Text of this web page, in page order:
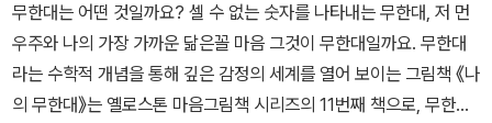
무한대는 어떤 것일까요? 셀 수 없는 숫자를 나타내는 무한대, 저 먼
우주와 나의 가장 가까운 닮은꼴 마음 그것이 무한대일까요. 무한대
라는 수학적 개념을 통해 깊은 감정의 세계를 열어 보이는 그림책 《나
의 무한대》는 옐로스톤 마음그림책 시리즈의 11번째 책으로, 무한대